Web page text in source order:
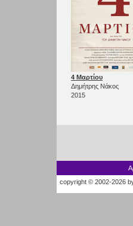
4 Μαρτίου
Δημήτρης Νάκος
2015
copyright © 2002-2026